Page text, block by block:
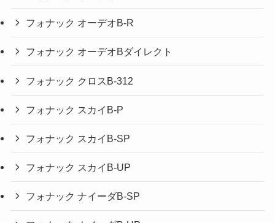
フォナック オーデオB-R
フォナック オーデオBダイレクト
フォナック クロスB-312
フォナック スカイB-P
フォナック スカイB-SP
フォナック スカイB-UP
フォナック ナイーダB-SP